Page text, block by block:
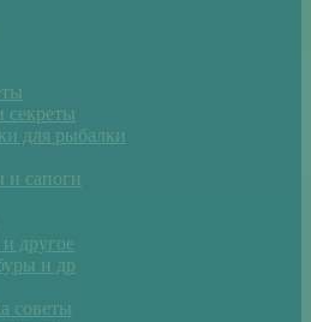
секреты
для рыбалки
сапоги
другое
и др
советы